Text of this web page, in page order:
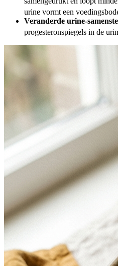
urine vormt een
Veranderde urine-
progesteronspiegels in de